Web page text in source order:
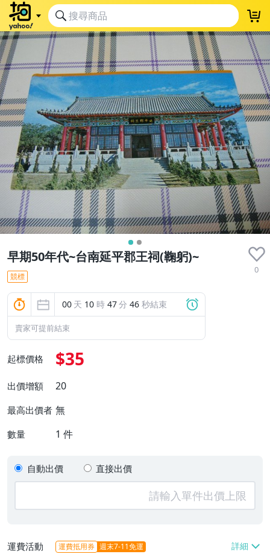
早期50年代~台南延平郡王祠(鞠躬)~
0
競標
00 天 10 時 47分 46 秒結束
賣家可提前結束
起標價格 $35
出價增額 20
最高出價者 無
數量 1 件
自動出價 直接出價
運費活動 運費抵用券 週末7-11免運